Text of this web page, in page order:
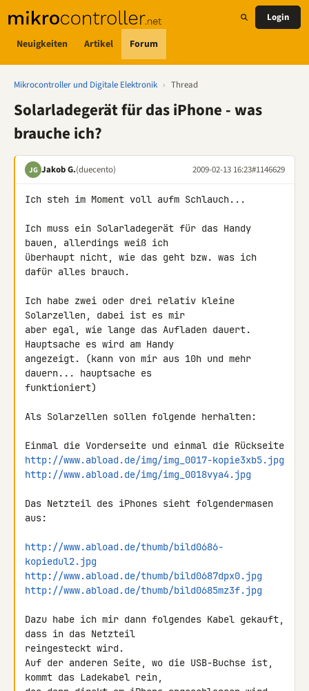
Neuigkeiten Artikel Forum
Login
Mikrocontroller und Digitale Elektronik › Thread
Solarladegerät für das iPhone - was
brauche ich?
JG Jakob G.(duecento) 2009-02-13 16:23#1146629
Ich steh im Moment voll aufm Schlauch...
Ich muss ein Solarladegerät für das Handy
bauen, allerdings weiß ich
überhaupt nicht, wie das geht bzw. was ich
dafür alles brauch.
Ich habe zwei oder drei relativ kleine
Solarzellen, dabei ist es mir
aber egal, wie lange das Aufladen dauert.
Hauptsache es wird am Handy
angezeigt. (kann von mir aus 10h und mehr
dauern... hauptsache es
funktioniert)
Als Solarzellen sollen folgende herhalten:
http://www.abload.de/img/img_0017-kopie3xb5.jpg
http://www.abload.de/img/img_0018vya4.jpg
Das Netzteil des iPhones sieht folgendermasen
aus:
http://www.abload.de/thumb/bild0686-
kopiedul2.jpg
http://www.abload.de/thumb/bild0687dpx0.jpg
http://www.abload.de/thumb/bild0685mz3f.jpg
Dazu habe ich mir dann folgendes Kabel gekauft,
dass in das Netzteil
reingesteckt wird.
Auf der anderen Seite, wo die USB-Buchse ist,
kommt das Ladekabel rein,